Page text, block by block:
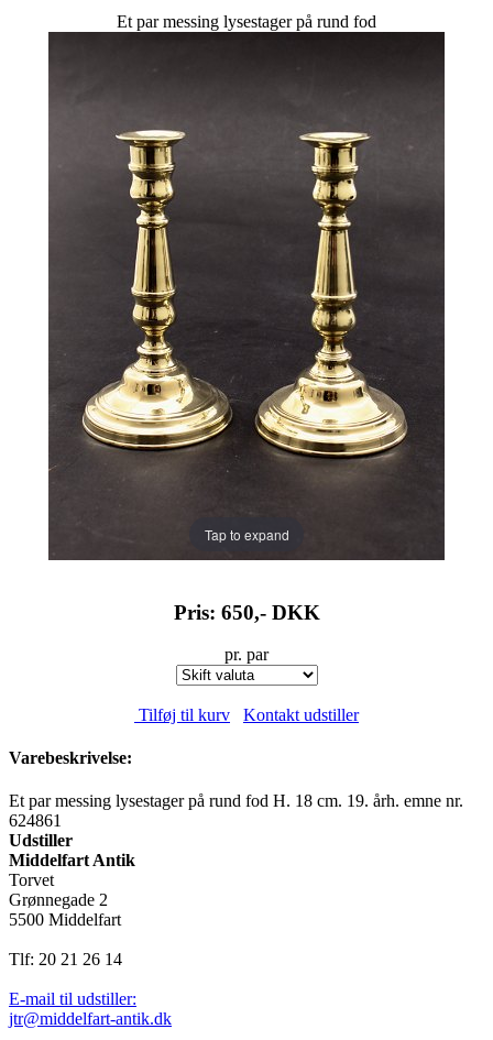
Et par messing lysestager på rund fod
Tap to expand
Pris: 650,- DKK
pr. par
Tilføj til kurv Kontakt udstiller
Varebeskrivelse:
Et par messing lysestager på rund fod H. 18 cm. 19. årh. emne nr.
624861
Udstiller
Middelfart Antik
Torvet
Grønnegade 2
5500 Middelfart
Tlf: 20 21 26 14
E-mail til udstiller:
jtr@middelfart-antik.dk